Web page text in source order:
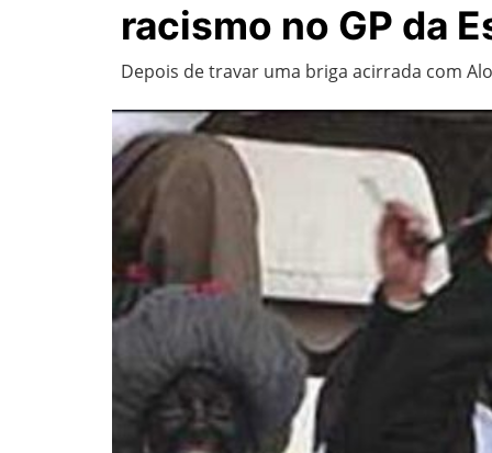
racismo no GP da
Depois de travar uma briga acirrada com